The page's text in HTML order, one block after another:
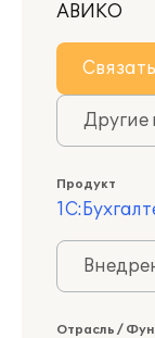
АВИКО
Другие
Продукт
Отрасль /